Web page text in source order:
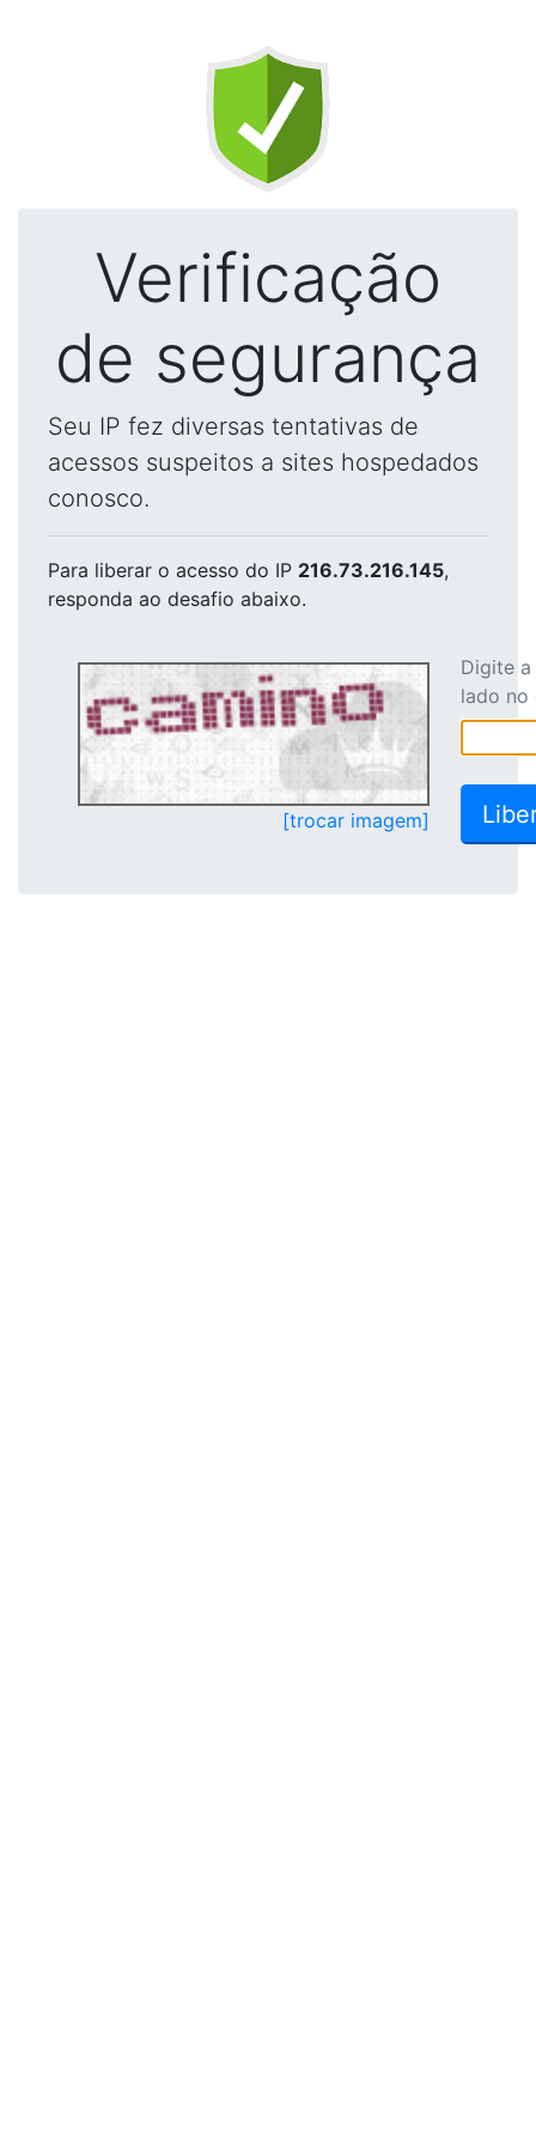
Verificação
de segurança
Seu IP fez diversas tentativas de
acessos suspeitos a sites hospedados
conosco.
Para liberar o acesso do IP 216.73.216.145,
responda ao desafio abaixo.
[trocar imagem]
Digite
lado no